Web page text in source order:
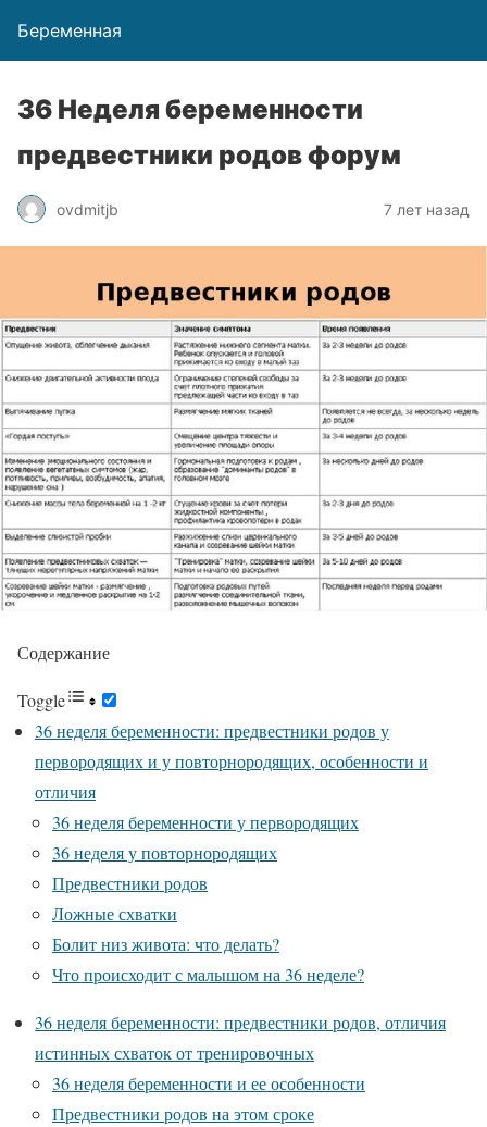
Беременная
36 Неделя беременности
предвестники родов форум
ovdmitjb 7 лет назад
Содержание
Toggle
36 неделя беременности: предвестники родов у
первородящих и у повторнородящих, особенности и
отличия
36 неделя беременности у первородящих
36 неделя у повторнородящих
Предвестники родов
Ложные схватки
Болит низ живота: что делать?
Что происходит с малышом на 36 неделе?
36 неделя беременности: предвестники родов, отличия
истинных схваток от тренировочных
36 неделя беременности и ее особенности
Предвестники родов на этом сроке